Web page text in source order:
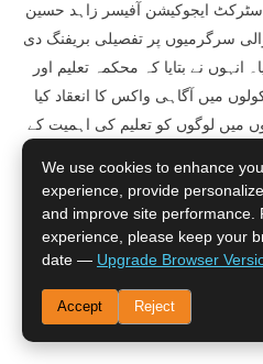
ایجوکیشن آفیسر زاہد حسین
سرگرمیوں پر تفصیلی بریفنگ دی
انہوں نے بتایا کہ محکمہ تعلیم اور
میں آگاہی واکس کا انعقاد کیا
میں لوگوں کو تعلیم کی اہمیت کے
کے علاوہ گھر گھر سروے بھی کیا
کو تعلیم کے دائرے میں لایا جا
نے اجلاس میں خطاب کرتے
جامع آگاہی مہم چلائی جا رہی ہے،
کو اسکولوں میں داخل کروانا ہے۔
انہوں نے اسکول ڈیولپمنٹ پلان (SDP) پر بھی روشنی ڈالی اور بتایا کہ
We use cookies to enhance
experience, provide
and improve site performance.
experience, please keep your
date — Upgrade Browser
Accept Reject